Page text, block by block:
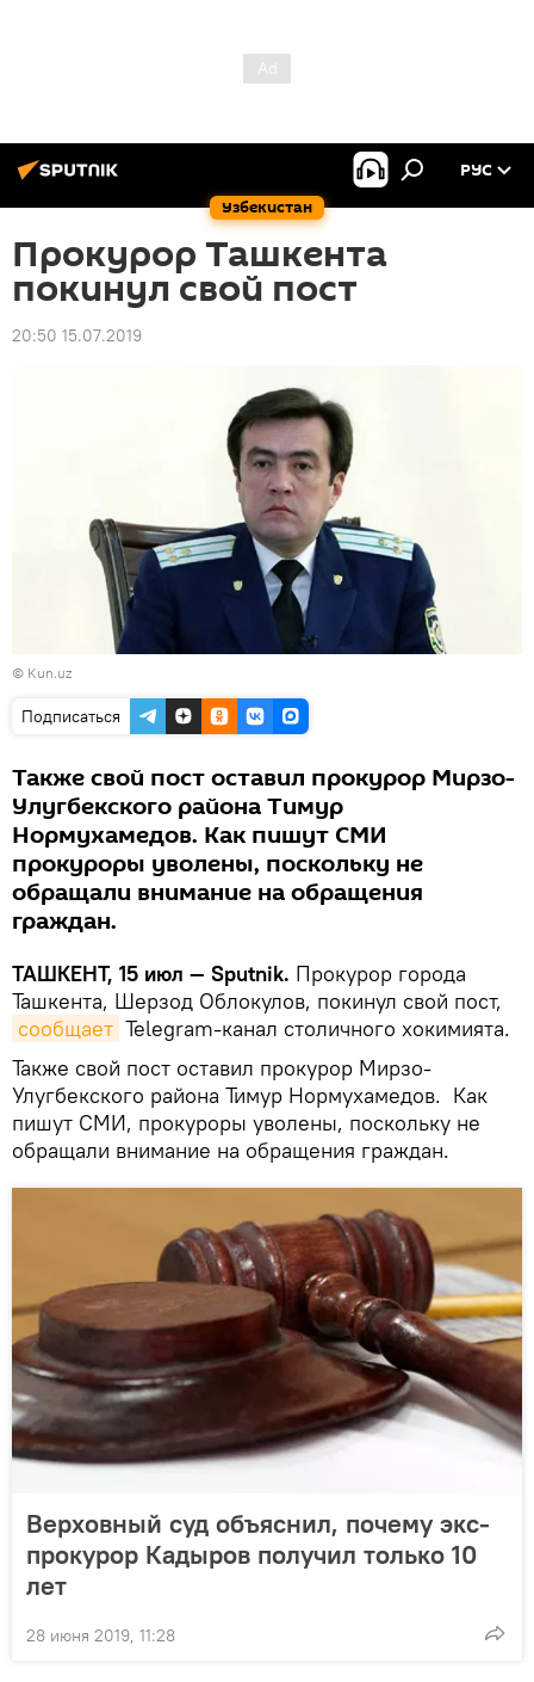
Узбекистан
РУС
Прокурор Ташкента
покинул свой пост
20:50 15.07.2019
© Kun.uz
Подписаться
Также свой пост оставил прокурор Мирзо-
Улугбекского района Тимур
Нормухамедов. Как пишут СМИ
прокуроры уволены, поскольку не
обращали внимание на обращения
граждан.
ТАШКЕНТ, 15 июл — Sputnik. Прокурор города
Ташкента, Шерзод Облокулов, покинул свой пост,
сообщает Telegram-канал столичного хокимията.
Также свой пост оставил прокурор Мирзо-
Улугбекского района Тимур Нормухамедов. Как
пишут СМИ, прокуроры уволены, поскольку не
обращали внимание на обращения граждан.
Верховный суд объяснил, почему экс-
прокурор Кадыров получил только 10
лет
28 июня 2019, 11:28